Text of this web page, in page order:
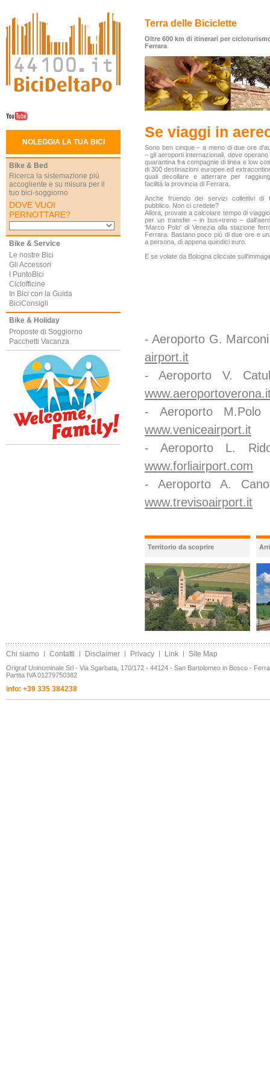
Terra delle Biciclette
Oltre 600 km di itinerari per
Ferrara
NOLEGGIA LA TUA BICI
Bike & Bed
Ricerca la sistemazione più
accogliente e su misura per il
tuo bici-soggiorno
DOVE VUOI
PERNOTTARE?
Bike & Service
Le nostre Bici
Gli Accessori
I PuntoBici
Ciclofficine
In Bici con la Guida
BiciConsigli
Bike & Holiday
Proposte di Soggiorno
Pacchetti Vacanza
Se viaggi in
Sono ben cinque – a meno di due ore
– gli aeroporti internazionali, dove operano
quarantina fra compagnie di linea e low
di 300 destinazioni europee ed
quali decollare e atterrare per
facilità la provincia di Ferrara.
Anche fruendo dei servizi collettivi di
pubblico. Non ci credete?
Allora, provate a calcolare tempo di
per un transfer – in bus+treno –
‘Marco Polo' di Venezia alla stazione
Ferrara. Bastano poco più di due ore e
a persona, di appena quindici euro.
E se volate da Bologna cliccate
- Aeroporto G.
airport.it
- Aeroporto V.
- Aeroporto
www.veniceairport.it
- Aeroporto L.
www.forliairport.com
- Aeroporto A.
www.trevisoairport.it
Territorio da scoprire
Chi siamo | Contatti | Disclaimer | Privacy | Link | Site Map
Origraf Uninominale Srl - Via Sgarbata, 170/172 - 44124 - San Bartolomeo in Bosco -
Partita IVA 01279750382
info: +39 335 384238